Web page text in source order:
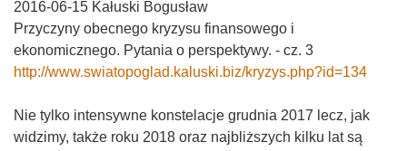
2016-06-15 Kałuski Bogusław
Przyczyny obecnego kryzysu finansowego i
ekonomicznego. Pytania o perspektywy. - cz. 3
http://www.swiatopoglad.kaluski.biz/kryzys.php?id=134
Nie tylko intensywne konstelacje grudnia 2017 lecz, jak
widzimy, także roku 2018 oraz najbliższych kilku lat są